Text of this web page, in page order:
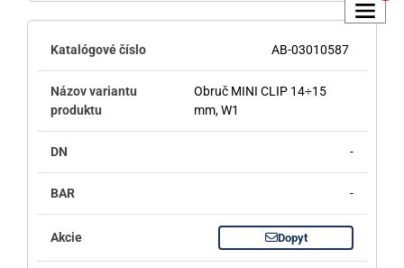
AB-03010587
Obruč MINI CLIP 14÷15
mm, W1
-
-
Dopyt